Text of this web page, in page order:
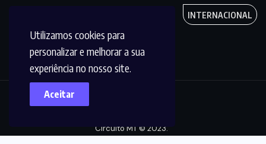
Utilizamos cookies para
personalizar e melhorar a sua
experiência no nosso site.
Aceitar
INTERNACIONAL
Circuito MT © 2023.